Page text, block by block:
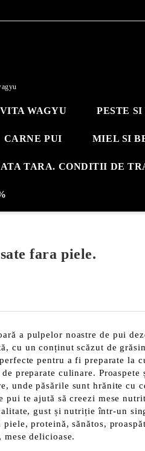
WAGYU PESTE
CARNE PUI MIEL SI
TARA. CONDITII DE
fara piele.
a pulpelor noastre de pui
cu un conținut scăzut de
pentru a fi preparate la
preparate culinare. Proaspete
unde păsările sunt hrănite cu
pui te ajută să creezi mese
gust și nutriție într-un
piele, proteină, sănătos,
delicioase.